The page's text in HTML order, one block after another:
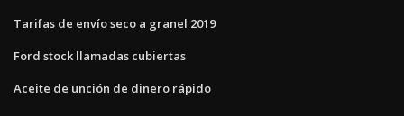
Tarifas de envío seco a granel 2019
Ford stock llamadas cubiertas
Aceite de unción de dinero rápido